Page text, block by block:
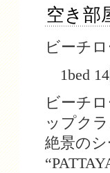
空き部
ビーチ
1bed
ビーチ
ップク
絶景の